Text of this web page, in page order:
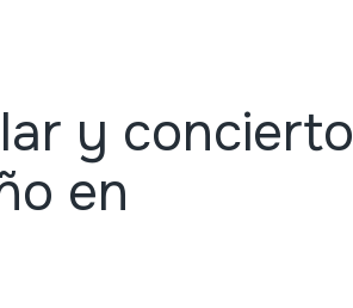
y concierto
en